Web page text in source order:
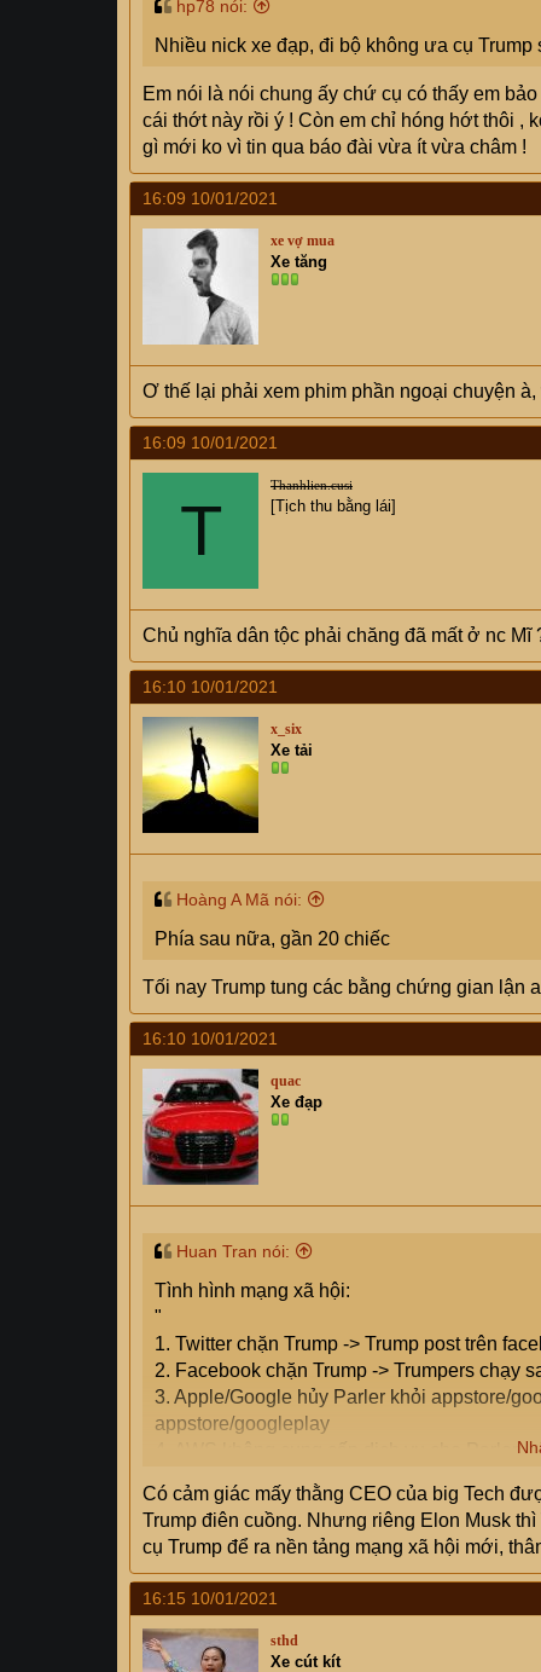
hp78 nói:
Nhiều nick xe đạp, đi bộ không ưa cụ Trump
Em nói là nói chung ấy chứ cụ có thấy em
cái thớt này rồi ý ! Còn em chỉ hóng hớt thôi ,
gì mới ko vì tin qua báo đài vừa ít vừa châm !
16:09 10/01/2021
xe vợ mua
Xe tăng
Ơ thế lại phải xem phim phần ngoại chuyện
16:09 10/01/2021
T
Thanhlien.cusi
[Tịch thu bằng lái]
Chủ nghĩa dân tộc phải chăng đã mất ở nc
16:10 10/01/2021
x_six
Xe tải
Hoàng A Mã nói:
Phía sau nữa, gần 20 chiếc
Tối nay Trump tung các bằng chứng gian lận
16:10 10/01/2021
quac
Xe đạp
Huan Tran nói:
Tình hình mạng xã hội:
"
1. Twitter chặn Trump -> Trump post trên
2. Facebook chặn Trump -> Trumpers chạy
3. Apple/Google hủy Parler khỏi appstore/
appstore/googleplay
4. AWS không cung cấp dịch vụ cho Parler
6. Apple lập tức tạo ra một bản update mới,
OFF IOS Update nếu dùng iPhone.
"
Có cảm giác mấy thằng CEO của big Tech
Trump điên cuồng. Nhưng riêng Elon Musk
cụ Trump để ra nền tảng mạng xã hội mới,
16:15 10/01/2021
sthd
Xe cút kít